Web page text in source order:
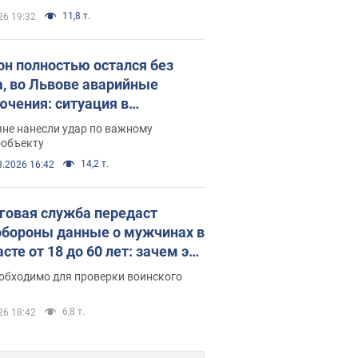
19:32 11,8 т.
полностью остался без
во Львове аварийные
ситуация в
6 августа
нанесли удар по важному
16:42 14,2 т.
служба передаст
данные о мужчинах в
от 18 до 60 лет: зачем это
для проверки воинского
18:42 6,8 т.